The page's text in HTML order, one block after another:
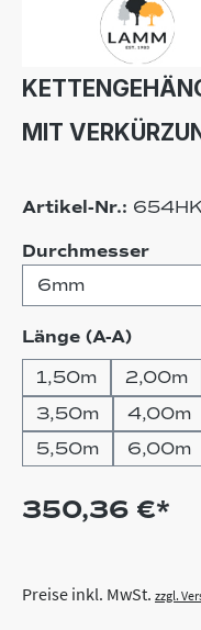
MIT
Artikel-Nr.:
Durchmesser
Länge (A-A)
1,50m
2,00m
3,50m
4,00m
5,50m
6,00m
350,36 €*
Preise inkl. MwSt. zzgl.